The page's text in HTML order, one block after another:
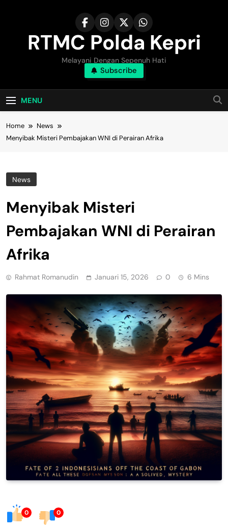
RTMC Polda Kepri
Melayani Dengan Sepenuh Hati
Subscribe
MENU
Home
News
Menyibak Misteri Pembajakan WNI di Perairan Afrika
News
Menyibak Misteri
Pembajakan WNI di Perairan
Afrika
Rahmat Romanudin Januari 15, 2026 0 6 Mins
0 0